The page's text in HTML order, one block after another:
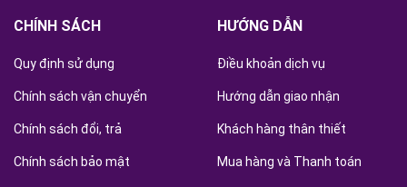
CHÍNH SÁCH
Quy định sử dụng
Chính sách vận chuyển
Chính sách đổi, trả
Chính sách bảo mật
HƯỚNG DẪN
Điều khoản dịch vụ
Hướng dẫn giao nhận
Khách hàng thân thiết
Mua hàng và Thanh toán